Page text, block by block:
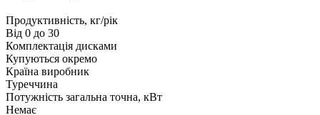
Продуктивність, кг/рік
Від 0 до 30
Комплектація дисками
Купуються окремо
Країна виробник
Туреччина
Потужність загальна точна, кВт
Немає